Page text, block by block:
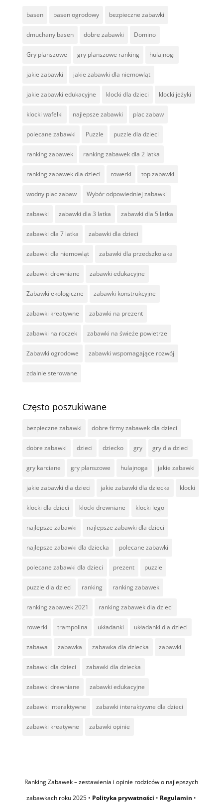
basen basen ogrodowy bezpieczne zabawki
dmuchany basen dobre zabawki Domino
Gry planszowe gry planszowe ranking hulajnogi
jakie zabawki jakie zabawki dla niemowląt
jakie zabawki edukacyjne klocki dla dzieci klocki jeżyki
klocki wafelki najlepsze zabawki plac zabaw
polecane zabawki Puzzle puzzle dla dzieci
ranking zabawek ranking zabawek dla 2 latka
ranking zabawek dla dzieci rowerki top zabawki
wodny plac zabaw Wybór odpowiedniej zabawki
zabawki zabawki dla 3 latka zabawki dla 5 latka
zabawki dla 7 latka zabawki dla dzieci
zabawki dla niemowląt zabawki dla przedszkolaka
zabawki drewniane zabawki edukacyjne
Zabawki ekologiczne zabawki konstrukcyjne
zabawki kreatywne zabawki na prezent
zabawki na roczek zabawki na świeże powietrze
Zabawki ogrodowe zabawki wspomagające rozwój
zdalnie sterowane
Często poszukiwane
bezpieczne zabawki dobre firmy zabawek dla dzieci
dobre zabawki dzieci dziecko gry gry dla dzieci
gry karciane gry planszowe hulajnoga jakie zabawki
jakie zabawki dla dzieci jakie zabawki dla dziecka klocki
klocki dla dzieci klocki drewniane klocki lego
najlepsze zabawki najlepsze zabawki dla dzieci
najlepsze zabawki dla dziecka polecane zabawki
polecane zabawki dla dzieci prezent puzzle
puzzle dla dzieci ranking ranking zabawek
ranking zabawek 2021 ranking zabawek dla dzieci
rowerki trampolina układanki układanki dla dzieci
zabawa zabawka zabawka dla dziecka zabawki
zabawki dla dzieci zabawki dla dziecka
zabawki drewniane zabawki edukacyjne
zabawki interaktywne zabawki interaktywne dla dzieci
zabawki kreatywne zabawki opinie
Ranking Zabawek – zestawienia i opinie rodziców o najlepszych
zabawkach roku 2025 • Polityka prywatności • Regulamin •